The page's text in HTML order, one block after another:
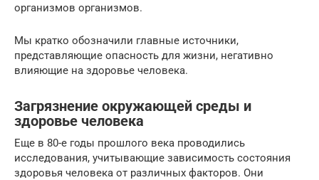
организмов организмов.
Мы кратко обозначили главные источники,
представляющие опасность для жизни, негативно
влияющие на здоровье человека.
Загрязнение окружающей среды и
здоровье человека
Еще в 80-е годы прошлого века проводились
исследования, учитывающие зависимость состояния
здоровья человека от различных факторов. Они